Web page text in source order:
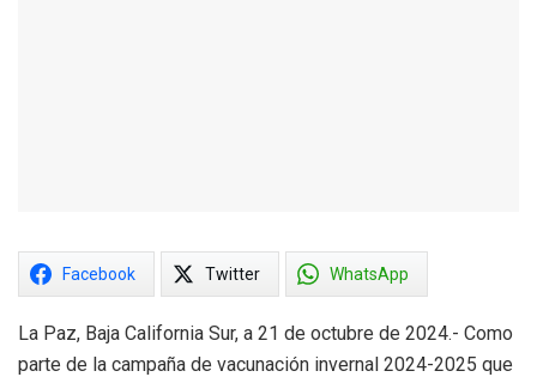
Facebook Twitter WhatsApp
La Paz, Baja California Sur, a 21 de octubre de 2024.- Como
parte de la campaña de vacunación invernal 2024-2025 que